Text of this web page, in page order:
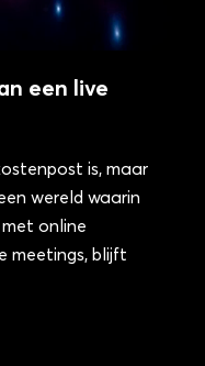
een live
is, maar
wereld waarin
online
meetings, blijft